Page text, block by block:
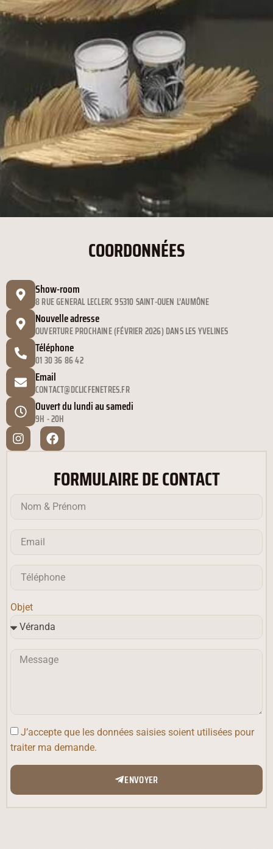
COORDONNÉES
Show-room
8 RUE GENERAL LECLERC 95310 SAINT-OUEN L’AUMÔNE
Nouvelle adresse
OUVERTURE PROCHAINE (FÉVRIER 2026) DANS LES YVELINES
Téléphone
01 30 36 86 42
Email
CONTACT@DCLICFENETRES.FR
Ouvert du lundi au samedi
9H - 20H
FORMULAIRE DE CONTACT
Objet
J’accepte que les données saisies soient utilisées pour
traiter ma demande.
ENVOYER